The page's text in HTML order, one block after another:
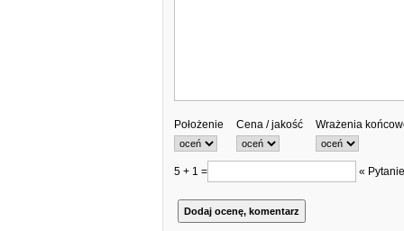
Położenie Cena / jakość Wrażenia
5 + 1 = «